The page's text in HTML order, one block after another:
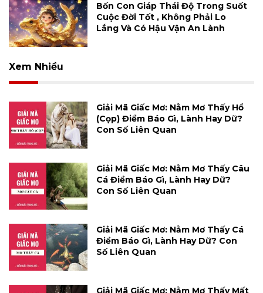
Bốn Con Giáp Thái Độ Trong Suốt
Cuộc Đời Tốt , Không Phải Lo
Lắng Và Có Hậu Vận An Lành
Xem Nhiều
Giải Mã Giấc Mơ: Nằm Mơ Thấy Hổ
(cọp) Điềm Báo Gì, Lành Hay Dữ?
Con Số Liên Quan
Giải Mã Giấc Mơ: Nằm Mơ Thấy Câu
Cá Điềm Báo Gì, Lành Hay Dữ?
Con Số Liên Quan
Giải Mã Giấc Mơ: Nằm Mơ Thấy Cá
Điềm Báo Gì, Lành Hay Dữ? Con
Số Liên Quan
Giải Mã Giấc Mơ: Nằm Mơ Thấy Mất